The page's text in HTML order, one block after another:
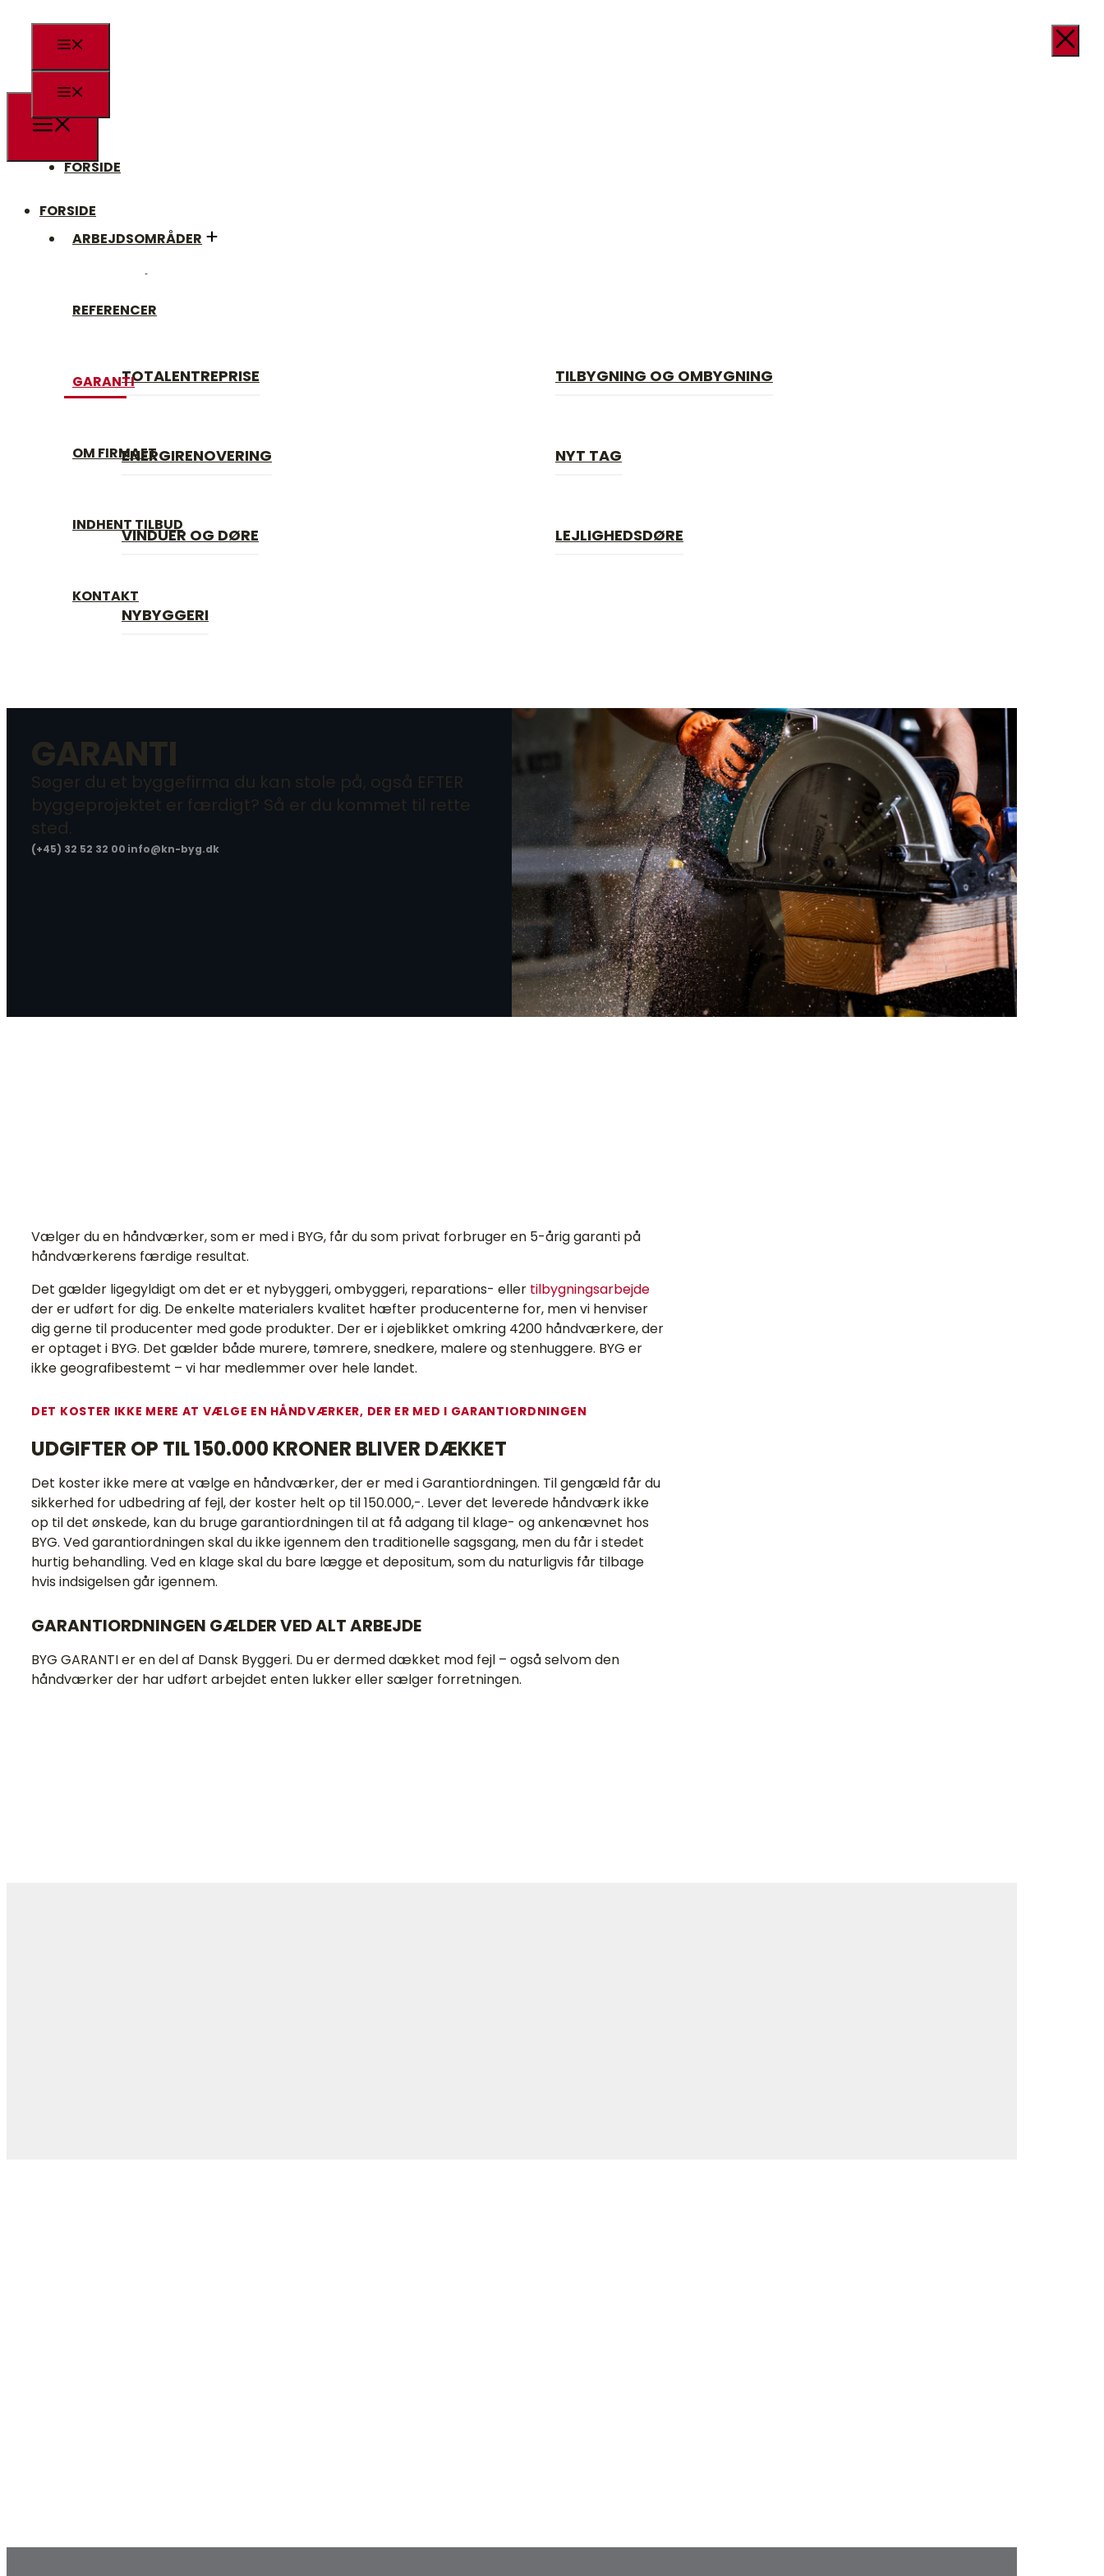
FORSIDE
ARBEJDSOMRÅDER
TOTALENTREPRISE TILBYGNING OG OMBYGNING
ENERGIRENOVERING NYT TAG
VINDUER OG DØRE LEJLIGHEDSDØRE
NYBYGGERI
REFERENCER
GARANTI
OM FIRMAET
INDHENT TILBUD
KONTAKT
FORSIDE
GARANTI
Søger du et byggefirma du kan stole på, også EFTER
byggeprojektet er færdigt? Så er du kommet til rette
sted.
(+45) 32 52 32 00 info@kn-byg.dk
Vælger du en håndværker, som er med i BYG, får du som privat forbruger en 5-årig garanti på
håndværkerens færdige resultat.
Det gælder ligegyldigt om det er et nybyggeri, ombyggeri, reparations- eller tilbygningsarbejde
der er udført for dig. De enkelte materialers kvalitet hæfter producenterne for, men vi henviser
dig gerne til producenter med gode produkter. Der er i øjeblikket omkring 4200 håndværkere, der
er optaget i BYG. Det gælder både murere, tømrere, snedkere, malere og stenhuggere. BYG er
ikke geografibestemt – vi har medlemmer over hele landet.
DET KOSTER IKKE MERE AT VÆLGE EN HÅNDVÆRKER, DER ER MED I GARANTIORDNINGEN
UDGIFTER OP TIL 150.000 KRONER BLIVER DÆKKET
Det koster ikke mere at vælge en håndværker, der er med i Garantiordningen. Til gengæld får du
sikkerhed for udbedring af fejl, der koster helt op til 150.000,-. Lever det leverede håndværk ikke
op til det ønskede, kan du bruge garantiordningen til at få adgang til klage- og ankenævnet hos
BYG. Ved garantiordningen skal du ikke igennem den traditionelle sagsgang, men du får i stedet
hurtig behandling. Ved en klage skal du bare lægge et depositum, som du naturligvis får tilbage
hvis indsigelsen går igennem.
GARANTIORDNINGEN GÆLDER VED ALT ARBEJDE
BYG GARANTI er en del af Dansk Byggeri. Du er dermed dækket mod fejl – også selvom den
håndværker der har udført arbejdet enten lukker eller sælger forretningen.